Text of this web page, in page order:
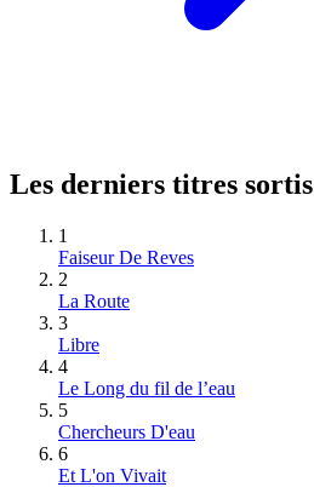
Les derniers titres sortis
1
Faiseur De Reves
2
La Route
3
Libre
4
Le Long du fil de l’eau
5
Chercheurs D'eau
6
Et L'on Vivait